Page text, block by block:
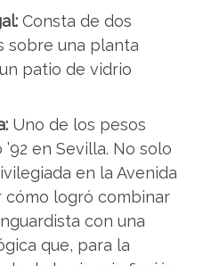
Consta de dos
sobre una planta
patio de vidrio
Uno de los pesos
en Sevilla. No solo
en la Avenida
cómo logró combinar
con una
que, para la